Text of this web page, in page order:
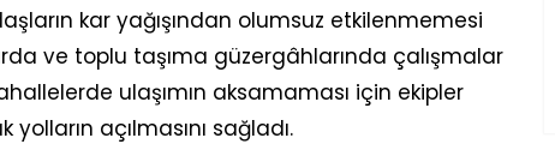
kar yağışından olumsuz etkilenmemesi
ve toplu taşıma güzergâhlarında çalışmalar
ulaşımın aksamaması için ekipler
açılmasını sağladı.